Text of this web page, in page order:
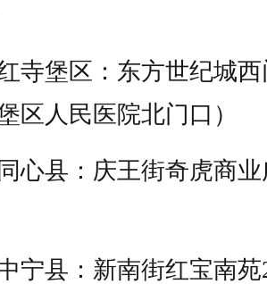
寺堡区：东方世纪城
区人民医院北门口）
心县：庆王街奇虎商
宁县：新南街红宝南苑